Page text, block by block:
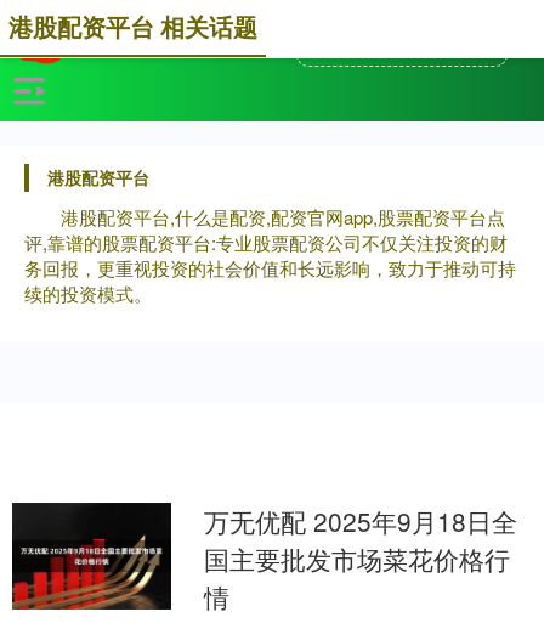
港股配资平台
港股配资平台,什么是配资,配资官网app,股票配资平台点
评,靠谱的股票配资平台:专业股票配资公司不仅关注投资的财
务回报，更重视投资的社会价值和长远影响，致力于推动可持
续的投资模式。
港股配资平台 相关话题
万无优配 2025年9月18日全
国主要批发市场菜花价格行
情